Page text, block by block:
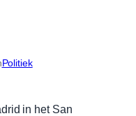
Politiek
in het San